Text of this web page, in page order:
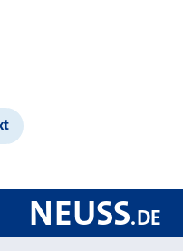
NEUSS.DE